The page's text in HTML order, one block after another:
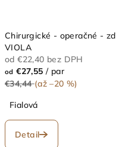
Chirurgické - operačné -
VIOLA
od €22,40 bez DPH
od €27,55/ par
€34,44 (až –20 %)
Fialová
Detail